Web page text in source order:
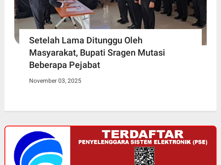
Setelah Lama Ditunggu Oleh
Masyarakat, Bupati Sragen Mutasi
Beberapa Pejabat
November 03, 2025